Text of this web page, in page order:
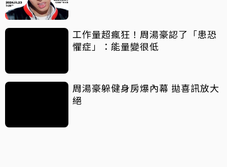
工作量超瘋狂！周湯豪認了「患恐
懼症」：能量變很低
周湯豪躲健身房爆內幕 拋喜訊放大
絕